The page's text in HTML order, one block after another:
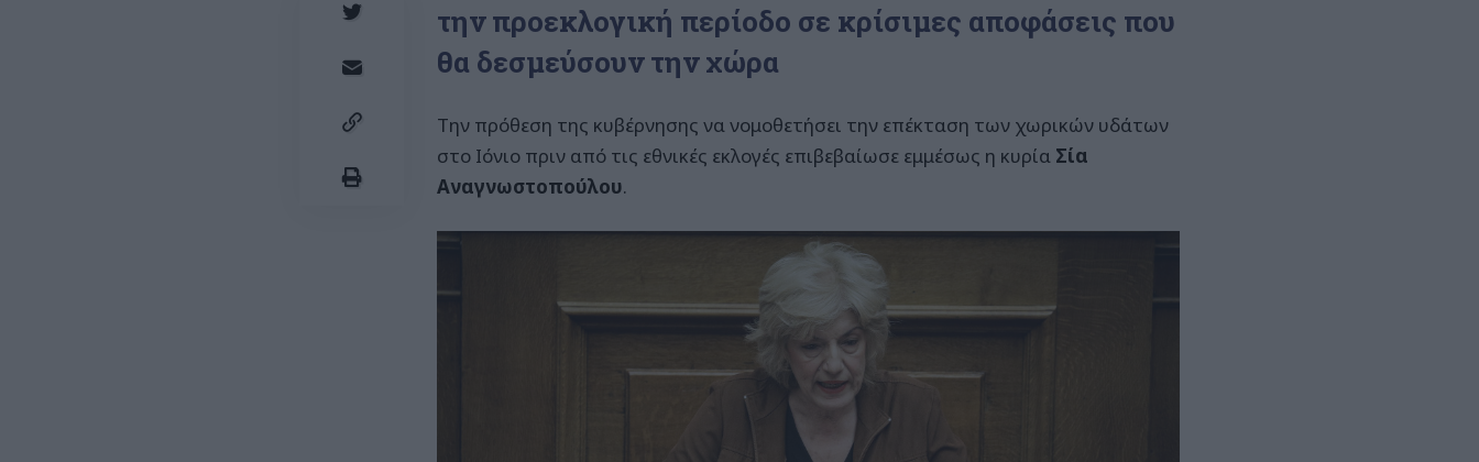
την προεκλογική περίοδο σε κρίσιμες αποφάσεις που
θα δεσμεύσουν την χώρα
Την πρόθεση της κυβέρνησης να νομοθετήσει την επέκταση των χωρικών υδάτων
στο Ιόνιο πριν από τις εθνικές εκλογές επιβεβαίωσε εμμέσως η κυρία Σία
Αναγνωστοπούλου.